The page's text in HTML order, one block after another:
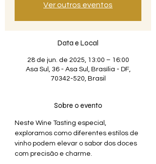
Ver outros eventos
Data e Local
28 de jun. de 2025, 13:00 – 16:00
Asa Sul, 36 - Asa Sul, Brasília - DF,
70342-520, Brasil
Sobre o evento
Neste Wine Tasting especial,
exploramos como diferentes estilos de
vinho podem elevar o sabor dos doces
com precisão e charme.